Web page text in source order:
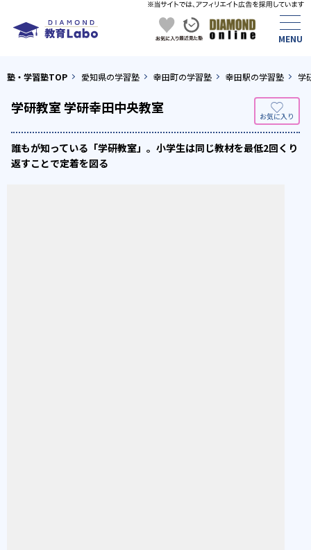
塾・学習塾TOP 愛知県の学習塾 幸田町の学習塾 幸田駅の学習塾 学
学研教室 学研幸田中央教室
誰もが知っている「学研教室」。小学生は同じ教材を最低2回くり
返すことで定着を図る